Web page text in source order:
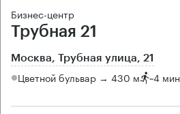
Бизнес-центр
Трубная 21
Москва, Трубная улица, 21
Цветной бульвар → 430 м ~4 мин